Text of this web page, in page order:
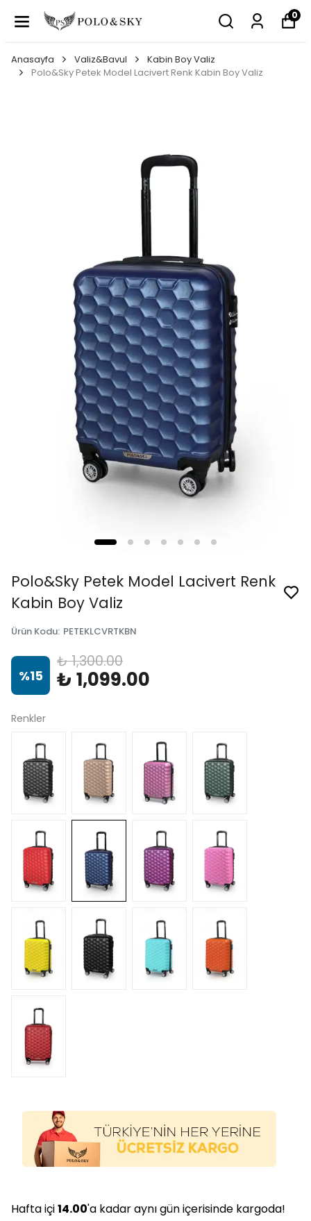
0
Anasayfa Valiz&Bavul
Kabin Boy Valiz
Polo&Sky Petek Model Lacivert Renk Kabin Boy Valiz
Polo&Sky Petek Model Lacivert Renk
Kabin Boy Valiz
Ürün Kodu: PETEKLCVRTKBN
%15
₺ 1,300.00
₺ 1,099.00
Renkler
Hafta içi14.00'a kadar aynı gün içerisinde kargoda!